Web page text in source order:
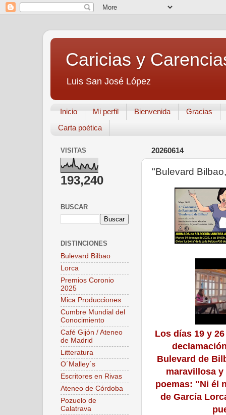
Caricias y
Luis San José López
Inicio Mi perfil Bienvenida
Gracias
Carta poética
20260614
"Bulevard
Los días 19 y
Bulevard de
maravillosa
poemas: "Ni él
de García
VISITAS
193,240
BUSCAR
DISTINCIONES
Bulevard Bilbao
Lorca
Premios Coronio
2025
Mica Producciones
Cumbre Mundial del
Conocimiento
Café Gijón / Ateneo
de Madrid
Litteratura
O´Malley´s
Escritores en Rivas
Ateneo de Córdoba
Pozuelo de
Calatrava